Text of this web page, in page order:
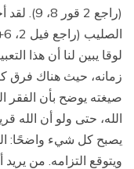
(راجع 2
لوقا يبين لنا أن هذا
زمانه، حيث هناك فرق
صيغته يوضح بأن الفقر
الله، حتى ولو أن الله
يصبح كل شيء واضحًا:
ويتوقع التزامه. من